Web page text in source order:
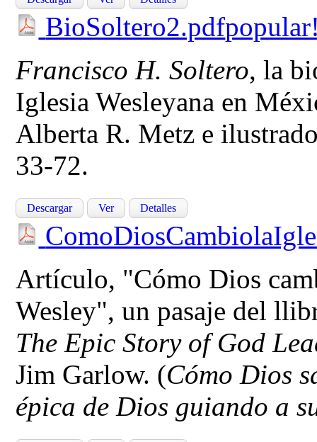
BioSoltero2.pdf
Francisco H. Soltero, la
Iglesia Wesleyana en
Alberta R. Metz e
33-72.
Descargar Ver Detalles
Artículo, "Cómo Dios
Wesley", un pasaje del
The Epic Story of God
Jim Garlow. (Cómo Dios
épica de Dios guiando a